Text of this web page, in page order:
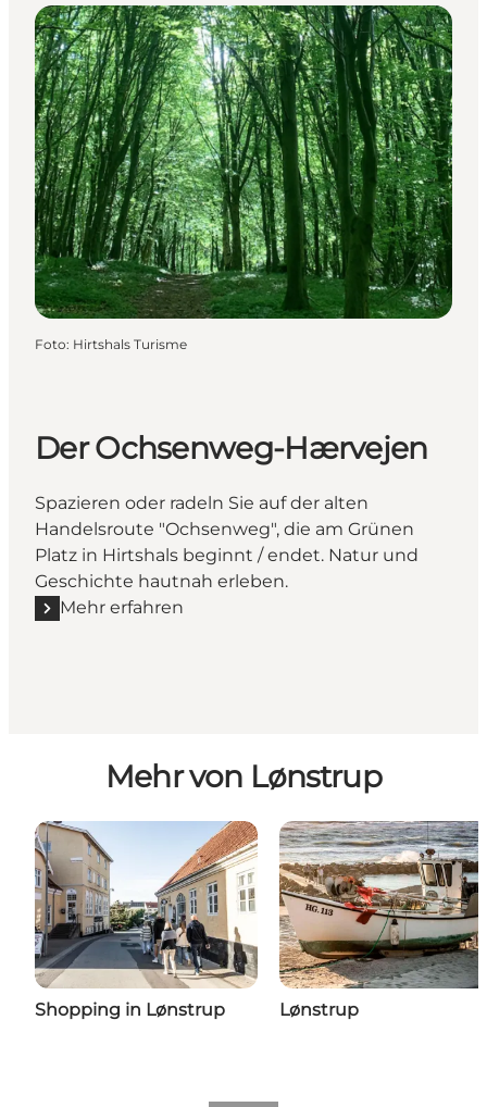
Foto: Hirtshals Turisme
Der Ochsenweg-Hærvejen
Spazieren oder radeln Sie auf der alten
Handelsroute "Ochsenweg", die am Grünen
Platz in Hirtshals beginnt / endet. Natur und
Geschichte hautnah erleben.
Mehr erfahren
Mehr erfahren "Der Ochsenweg-Hærvejen"
Mehr von Lønstrup
Shopping in Lønstrup Lønstrup